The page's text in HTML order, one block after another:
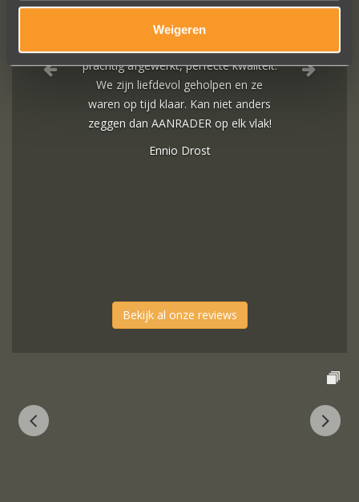
Weigeren
prachtig afgewerkt, perfecte kwaliteit.
We zijn liefdevol geholpen en ze
waren op tijd klaar. Kan niet anders
zeggen dan AANRADER op elk vlak!
Ennio Drost
Bekijk al onze reviews